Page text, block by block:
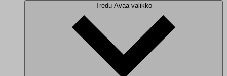
Tredu Avaa valikko